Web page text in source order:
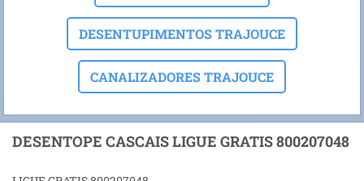
DESENTUPIMENTOS TRAJOUCE
CANALIZADORES TRAJOUCE
DESENTOPE CASCAIS LIGUE GRATIS 800207048